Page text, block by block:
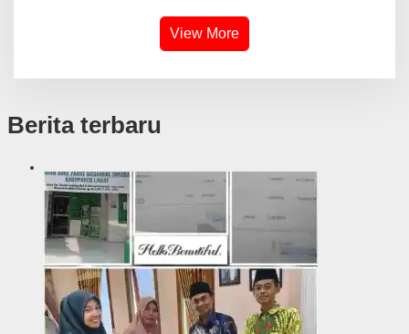
View More
Berita terbaru